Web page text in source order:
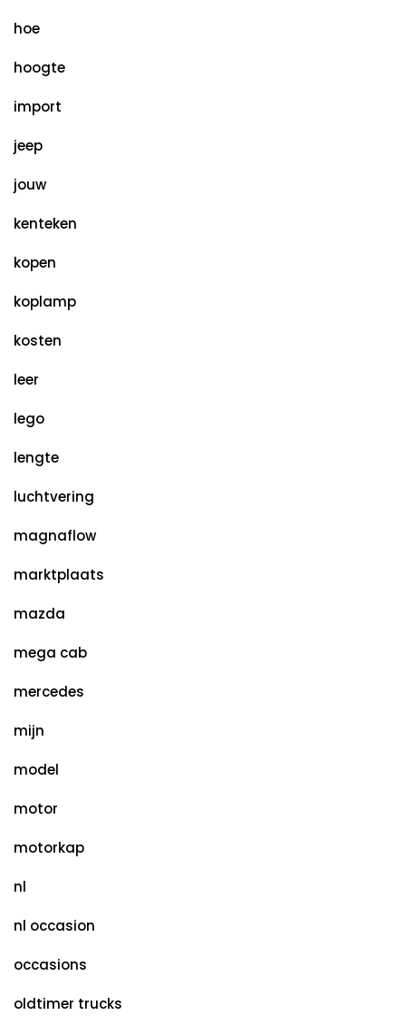
hoe
hoogte
import
jeep
jouw
kenteken
kopen
koplamp
kosten
leer
lego
lengte
luchtvering
magnaflow
marktplaats
mazda
mega cab
mercedes
mijn
model
motor
motorkap
nl
nl occasion
occasions
oldtimer trucks